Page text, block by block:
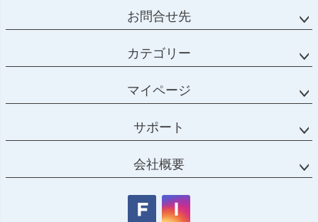
お問合せ先
カテゴリー
マイページ
サポート
会社概要